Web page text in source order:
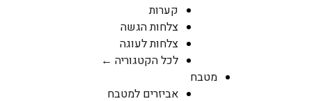
קערות
צלחות הגשה
צלחות לעוגה
לכל הקטגוריה ←
מטבח
אביזרים למטבח